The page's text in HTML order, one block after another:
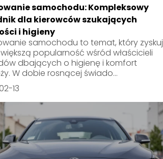
samochodu: Kompleksowy
dla kierowców szukających
i higieny
samochodu to temat, który
popularność wśród właścicieli
dbających o higienę i komfort
W dobie rosnącej świado...
13